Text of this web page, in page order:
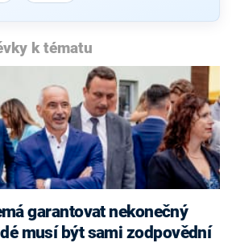
k tématu
musí být sami zodpovědní